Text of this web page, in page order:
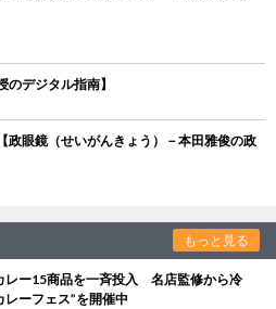
デジタル指南】
眼鏡（せいがんきょう）－本田雅俊の政
もっと見る
レー15商品を一斉投入 名店監修から冷
ーフェス”を開催中